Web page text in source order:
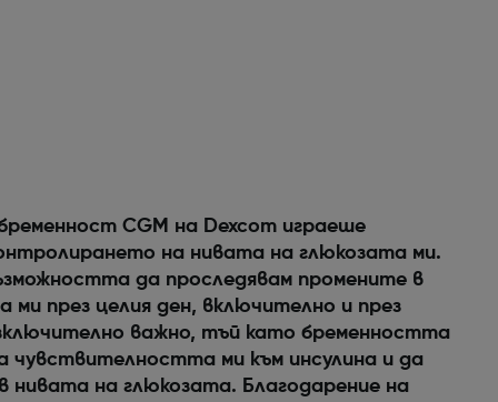
CGM на Dexcom играеше
на нивата на глюкозата ми.
да проследявам промените в
ми през целия ден, включително и през
важно, тъй като бременността
чувствителността ми към инсулина и да
нивата на глюкозата. Благодарение на